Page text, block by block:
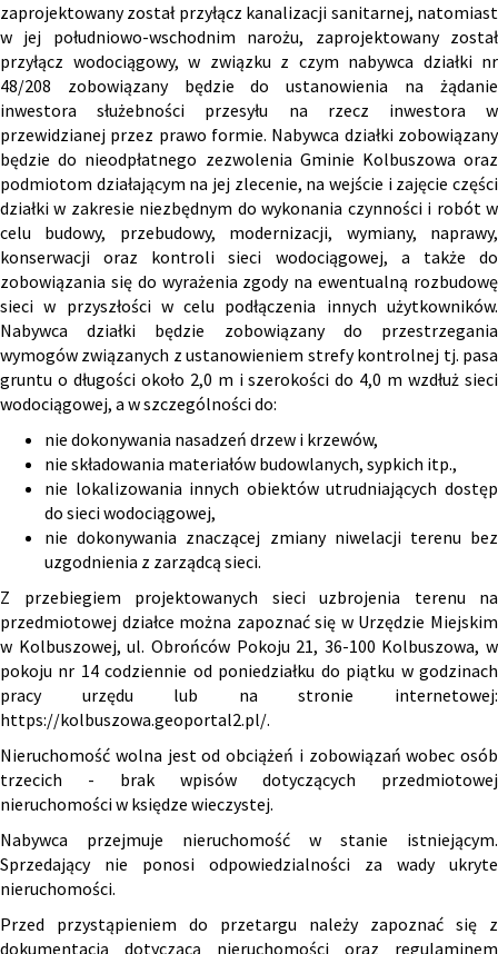
zaprojektowany został przyłącz kanalizacji sanitarnej, natomiast
w jej południowo-wschodnim narożu, zaprojektowany został
przyłącz wodociągowy, w związku z czym nabywca działki nr
48/208 zobowiązany będzie do ustanowienia na żądanie
inwestora służebności przesyłu na rzecz inwestora w
przewidzianej przez prawo formie. Nabywca działki zobowiązany
będzie do nieodpłatnego zezwolenia Gminie Kolbuszowa oraz
podmiotom działającym na jej zlecenie, na wejście i zajęcie części
działki w zakresie niezbędnym do wykonania czynności i robót w
celu budowy, przebudowy, modernizacji, wymiany, naprawy,
konserwacji oraz kontroli sieci wodociągowej, a także do
zobowiązania się do wyrażenia zgody na ewentualną rozbudowę
sieci w przyszłości w celu podłączenia innych użytkowników.
Nabywca działki będzie zobowiązany do przestrzegania
wymogów związanych z ustanowieniem strefy kontrolnej tj. pasa
gruntu o długości około 2,0 m i szerokości do 4,0 m wzdłuż sieci
wodociągowej, a w szczególności do:
nie dokonywania nasadzeń drzew i krzewów,
nie składowania materiałów budowlanych, sypkich itp.,
nie lokalizowania innych obiektów utrudniających dostęp
do sieci wodociągowej,
nie dokonywania znaczącej zmiany niwelacji terenu bez
uzgodnienia z zarządcą sieci.
Z przebiegiem projektowanych sieci uzbrojenia terenu na
przedmiotowej działce można zapoznać się w Urzędzie Miejskim
w Kolbuszowej, ul. Obrońców Pokoju 21, 36-100 Kolbuszowa, w
pokoju nr 14 codziennie od poniedziałku do piątku w godzinach
pracy urzędu lub na stronie internetowej:
https://kolbuszowa.geoportal2.pl/.
Nieruchomość wolna jest od obciążeń i zobowiązań wobec osób
trzecich - brak wpisów dotyczących przedmiotowej
nieruchomości w księdze wieczystej.
Nabywca przejmuje nieruchomość w stanie istniejącym.
Sprzedający nie ponosi odpowiedzialności za wady ukryte
nieruchomości.
Przed przystąpieniem do przetargu należy zapoznać się z
dokumentacją dotyczącą nieruchomości oraz regulaminem